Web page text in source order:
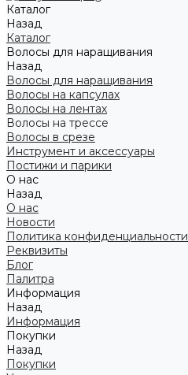
Каталог
Назад
Каталог
Волосы для наращивания
Назад
Волосы для наращивания
Волосы на капсулах
Волосы на лентах
Волосы на трессе
Волосы в срезе
Инструмент и аксессуары
Постижи и парики
О нас
Назад
О нас
Новости
Политика конфиденциальности
Реквизиты
Блог
Палитра
Информация
Назад
Информация
Покупки
Назад
Покупки